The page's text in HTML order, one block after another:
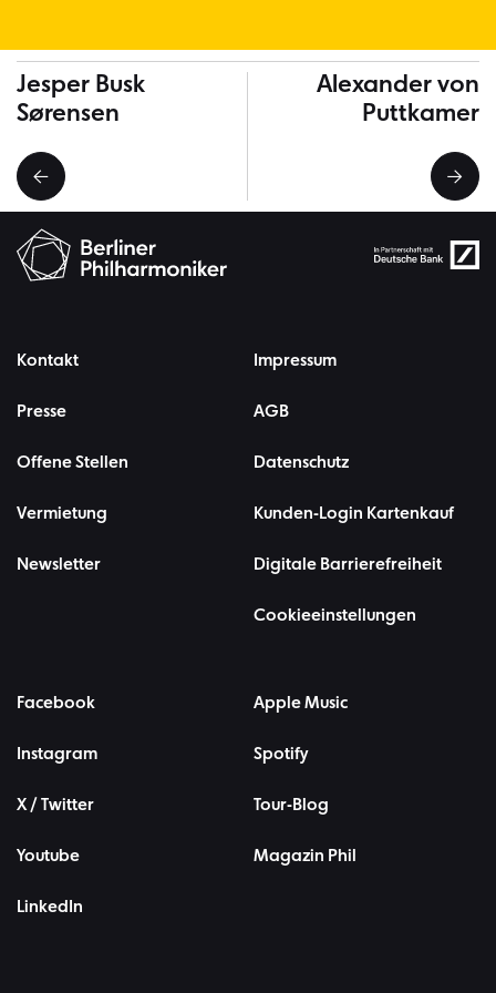
Weitere Musiker*innen
Jesper Busk
Sørensen
Alexander von
Puttkamer
Kontakt
Presse
Offene Stellen
Vermietung
Newsletter
Impressum
AGB
Datenschutz
Kunden-Login Kartenkauf
Digitale Barrierefreiheit
Cookieeinstellungen
Facebook
Instagram
X / Twitter
Youtube
LinkedIn
Apple Music
Spotify
Tour-Blog
Magazin Phil